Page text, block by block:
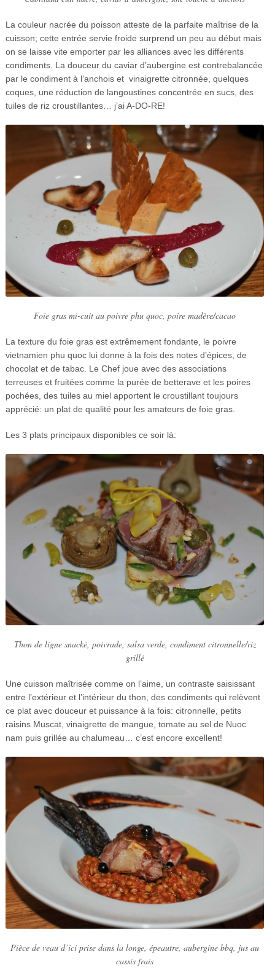
La couleur nacrée du poisson atteste de la parfaite maîtrise de la
cuisson; cette entrée servie froide surprend un peu au début mais
on se laisse vite emporter par les alliances avec les différents
condiments. La douceur du caviar d’aubergine est contrebalancée
par le condiment à l’anchois et vinaigrette citronnée, quelques
coques, une réduction de langoustines concentrée en sucs, des
tuiles de riz croustillantes… j’ai A-DO-RE!
Foie gras mi-cuit au poivre phu quoc, poire madère/cacao
La texture du foie gras est extrêmement fondante, le poivre
vietnamien phu quoc lui donne à la fois des notes d’épices, de
chocolat et de tabac. Le Chef joue avec des associations
terreuses et fruitées comme la purée de betterave et les poires
pochées, des tuiles au miel apportent le croustillant toujours
apprécié: un plat de qualité pour les amateurs de foie gras.
Les 3 plats principaux disponibles ce soir là:
Thon de ligne snacké, poivrade, salsa verde, condiment citronnelle/riz
grillé
Une cuisson maîtrisée comme on l’aime, un contraste saisissant
entre l’extérieur et l’intérieur du thon, des condiments qui relèvent
ce plat avec douceur et puissance à la fois: citronnelle, petits
raisins Muscat, vinaigrette de mangue, tomate au sel de Nuoc
nam puis grillée au chalumeau… c’est encore excellent!
Pièce de veau d’ici prise dans la longe, épeautre, aubergine bbq, jus au
cassis frais